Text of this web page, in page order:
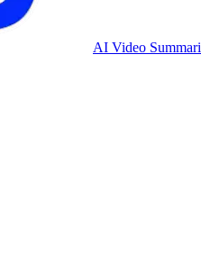
AI Video